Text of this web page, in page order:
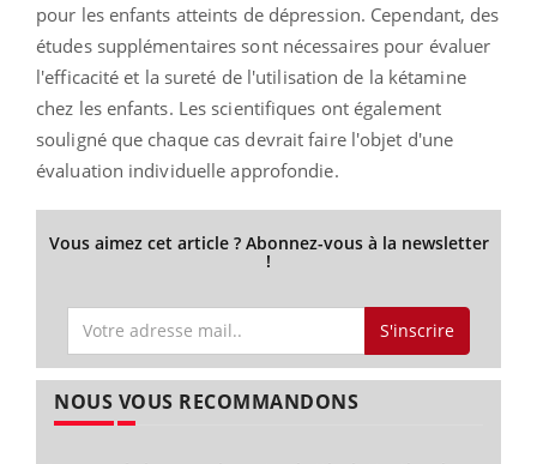
pour les enfants atteints de dépression. Cependant, des
études supplémentaires sont nécessaires pour évaluer
l'efficacité et la sureté de l'utilisation de la kétamine
chez les enfants. Les scientifiques ont également
souligné que chaque cas devrait faire l'objet d'une
évaluation individuelle approfondie.
Vous aimez cet article ? Abonnez-vous à la newsletter
!
S'inscrire
NOUS VOUS RECOMMANDONS